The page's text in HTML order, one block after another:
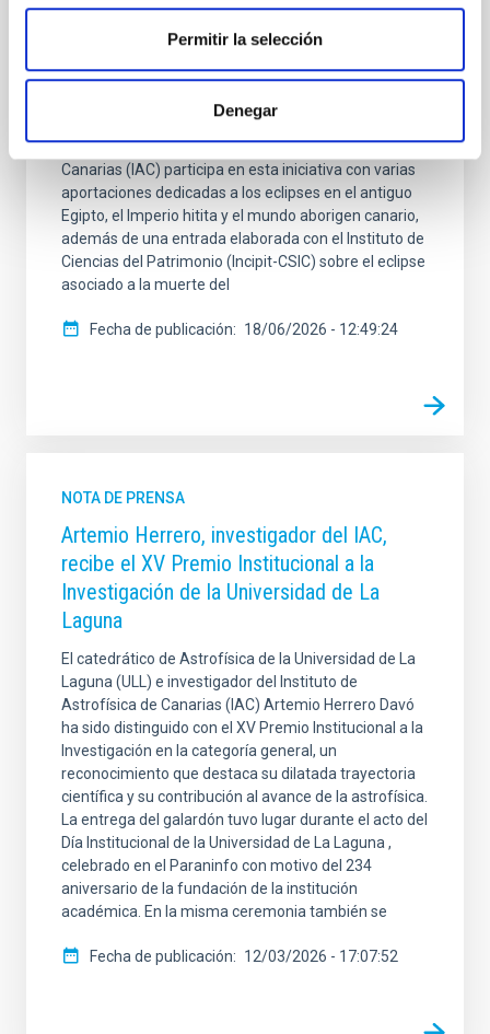
Permitir la selección
Denegar
La Sociedad Española de Astronomía presenta “Un
de 100 elementos del patrimonio cultural de todo el
mundo, desde la antigüedad a la actualidad. Un
recurso educativo abierto que conecta ciencia,
historia, arte y tradición. El Instituto de Astrofísica de
Canarias (IAC) participa en esta iniciativa con varias
aportaciones dedicadas a los eclipses en el antiguo
Egipto, el Imperio hitita y el mundo aborigen canario,
además de una entrada elaborada con el Instituto de
Ciencias del Patrimonio (Incipit-CSIC) sobre el eclipse
asociado a la muerte del
Fecha de publicación 18/06/2026 - 12:49:24
NOTA DE PRENSA
Artemio Herrero, investigador del IAC,
recibe el XV Premio Institucional a la
Investigación de la Universidad de La
Laguna
El catedrático de Astrofísica de la Universidad de La
Laguna (ULL) e investigador del Instituto de
Astrofísica de Canarias (IAC) Artemio Herrero Davó
ha sido distinguido con el XV Premio Institucional a la
Investigación en la categoría general, un
reconocimiento que destaca su dilatada trayectoria
científica y su contribución al avance de la astrofísica.
La entrega del galardón tuvo lugar durante el acto del
Día Institucional de la Universidad de La Laguna ,
celebrado en el Paraninfo con motivo del 234
aniversario de la fundación de la institución
académica. En la misma ceremonia también se
Fecha de publicación 12/03/2026 - 17:07:52